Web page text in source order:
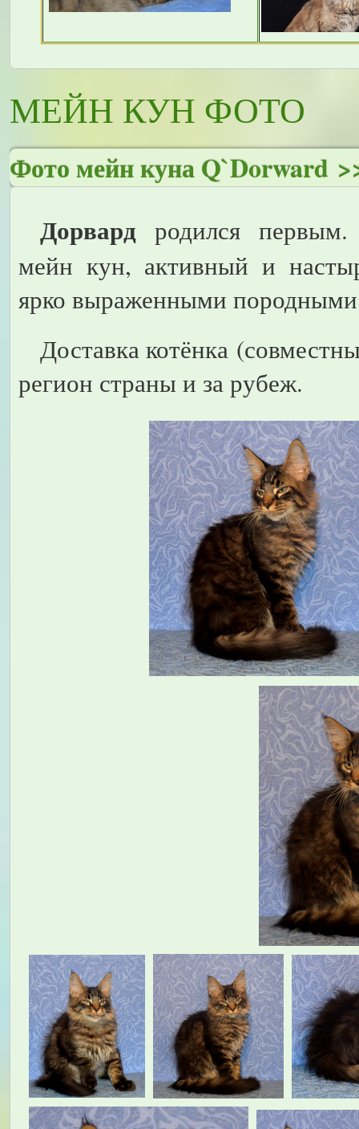
МЕЙН КУН ФОТО
Фото мейн куна Q`Dorward
Дорвард родился
мейн кун, активный и
ярко выраженными
Доставка котёнка
регион страны и за рубеж.